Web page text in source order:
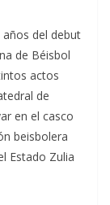
del debut
de Béisbol
actos
de
en el casco
beisbolera
Estado Zulia